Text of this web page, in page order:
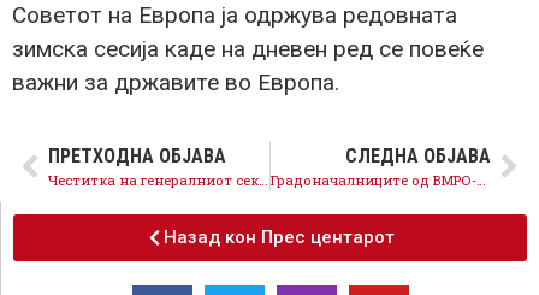
Советот на Европа ја одржува редовната
зимска сесија каде на дневен ред се повеќе
важни за државите во Европа.
ПРЕТХОДНА ОБЈАВА СЛЕДНА ОБЈАВА
Градоначалниците од ВМРО-ДПМНЕ немаат реализирано ниеден свој проект, го кочат развојот на општините
Назад кон Прес центарот